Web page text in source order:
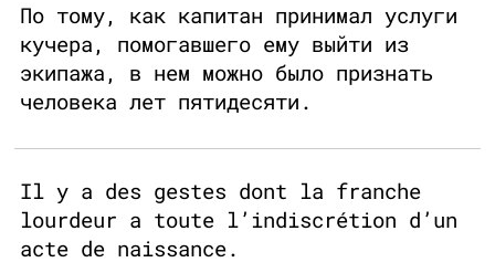
По тому, как капитан принимал услуги
кучера, помогавшего ему выйти из
экипажа, в нем можно было признать
человека лет пятидесяти.
Il y a des gestes dont la franche
lourdeur a toute l’indiscrétion d’un
acte de naissance.